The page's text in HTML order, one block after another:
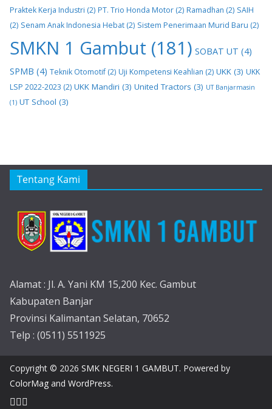
Praktek Kerja Industri (2) PT. Trio Honda Motor (2) Ramadhan (2) SAIH
(2) Senam Anak Indonesia Hebat (2) Sistem Penerimaan Murid Baru (2)
SMKN 1 Gambut (181) SOBAT UT (4)
SPMB (4) Teknik Otomotif(2) Uji Kompetensi Keahlian (2) UKK (3) UKK
LSP 2022-2023 (2) UKK Mandiri (3) United Tractors (3) UT Banjarmasin
(1) UT School (3)
Tentang Kami
Alamat : Jl. A. Yani KM 15,200 Kec. Gambut
Kabupaten Banjar
Provinsi Kalimantan Selatan, 70652
Telp : (0511) 5511925
Copyright © 2026 SMK NEGERI 1 GAMBUT. Powered by
ColorMag and WordPress.